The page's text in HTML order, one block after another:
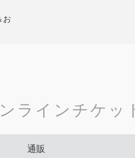
お
ラインチケッ
通販